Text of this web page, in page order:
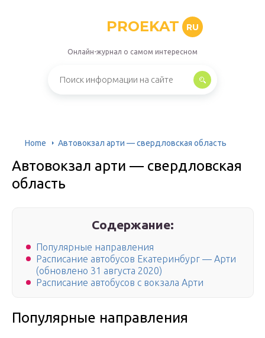
PROEKAT RU
Онлайн-журнал о самом интересном
Home Автовокзал арти — свердловская область
Автовокзал арти — свердловская
область
Содержание:
Популярные направления
Расписание автобусов Екатеринбург — Арти
(обновлено 31 августа 2020)
Расписание автобусов с вокзала Арти
Популярные направления